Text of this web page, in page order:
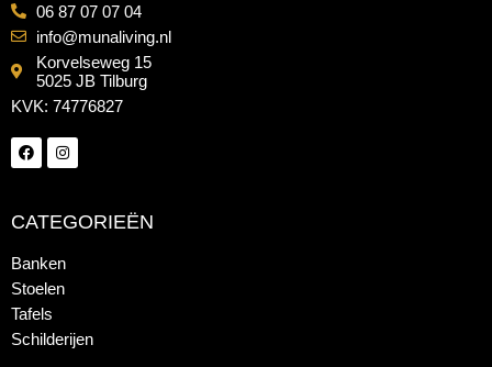
06 87 07 07 04
info@munaliving.nl
Korvelseweg 15
5025 JB Tilburg
KVK: 74776827
CATEGORIEËN
Banken
Stoelen
Tafels
Schilderijen